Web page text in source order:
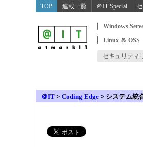
TOP 連載一覧 ＠IT Special
Windows
Linux ＆ OSS
セキュリティ
＠IT > Coding Edge > システム統